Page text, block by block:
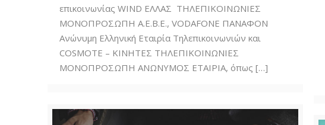
επικοινωνίας WIND ΕΛΛΑΣ ΤΗΛΕΠΙΚΟΙΝΩΝΙΕΣ
ΜΟΝΟΠΡΟΣΩΠΗ Α.Ε.Β.Ε., VODAFONE ΠΑΝΑΦΟΝ
Ανώνυμη Ελληνική Εταιρία Τηλεπικοινωνιών και
COSMOTE – ΚΙΝΗΤΕΣ ΤΗΛΕΠΙΚΟΙΝΩΝΙΕΣ
ΜΟΝΟΠΡΟΣΩΠΗ ΑΝΩΝΥΜΟΣ ΕΤΑΙΡΙΑ, όπως […]